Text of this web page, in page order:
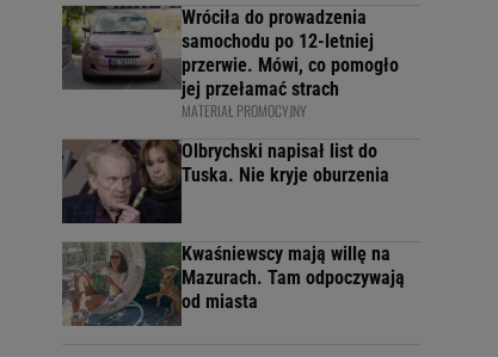
Wróciła do prowadzenia
samochodu po 12-letniej
przerwie. Mówi, co pomogło
jej przełamać strach
MATERIAŁ PROMOCYJNY
Olbrychski napisał list do
Tuska. Nie kryje oburzenia
Kwaśniewscy mają willę na
Mazurach. Tam odpoczywają
od miasta